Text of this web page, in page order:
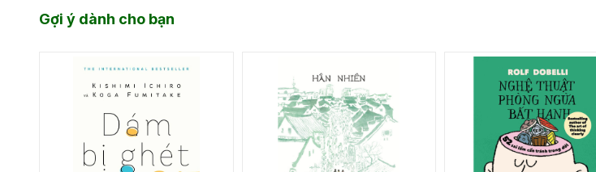
Gợi ý dành cho bạn